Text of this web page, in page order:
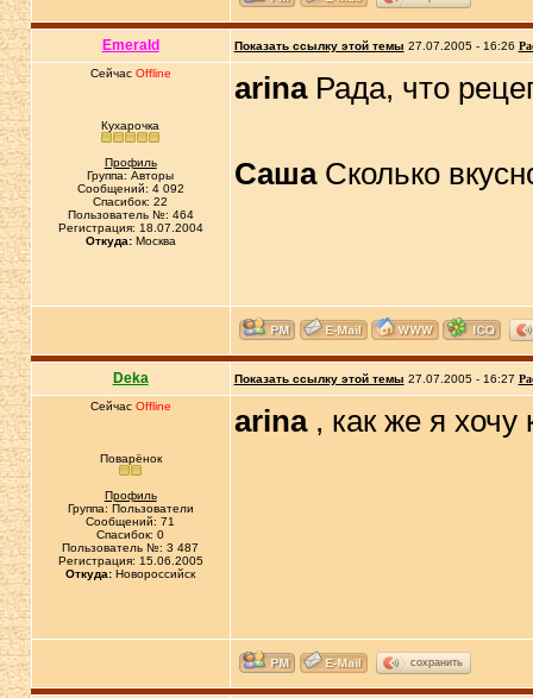
Emerald Показать ссылку этой темы 27.07.2005 - 16:26
Сейчас Offline
Кухарочка
Профиль
Группа: Авторы
Сообщений: 4 092
Спасибок: 22
Пользователь №: 464
Регистрация: 18.07.2004
Откуда:Москва
arinaРада, что
СашаСколько
Deka Показать ссылку этой темы 27.07.2005 - 16:27
Сейчас Offline
Поварёнок
Профиль
Группа: Пользователи
Сообщений: 71
Спасибок: 0
Пользователь №: 3 487
Регистрация: 15.06.2005
Откуда: Новороссийск
arina, как же я хочу
сохранить